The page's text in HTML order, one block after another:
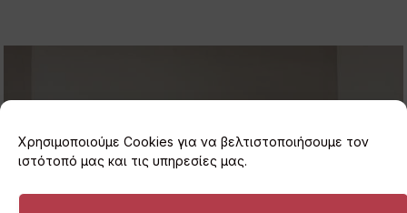
Χρησιμοποιούμε Cookies για να βελτιστοποιήσουμε τον
ιστότοπό μας και τις υπηρεσίες μας.